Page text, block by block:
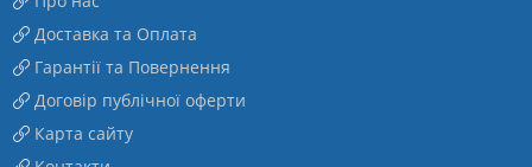
Доставка та Оплата
Гарантії та Повернення
Договір публічної оферти
Карта сайту